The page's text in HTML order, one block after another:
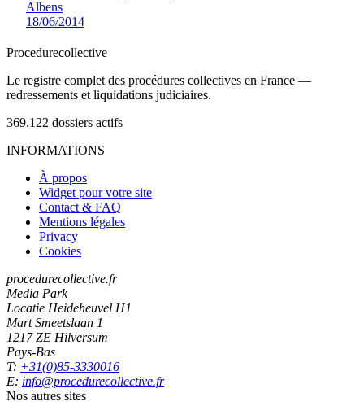
Albens
18/06/2014
Procedurecollective
Le registre complet des procédures collectives en France —
redressements et liquidations judiciaires.
369.122 dossiers actifs
INFORMATIONS
À propos
Widget pour votre site
Contact & FAQ
Mentions légales
Privacy
Cookies
procedurecollective.fr
Media Park
Locatie Heideheuvel H1
Mart Smeetslaan 1
1217 ZE Hilversum
Pays-Bas
T: +31(0)85-3330016
E: info@procedurecollective.fr
Nos autres sites